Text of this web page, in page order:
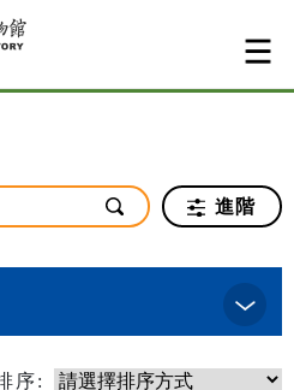
進階
序: